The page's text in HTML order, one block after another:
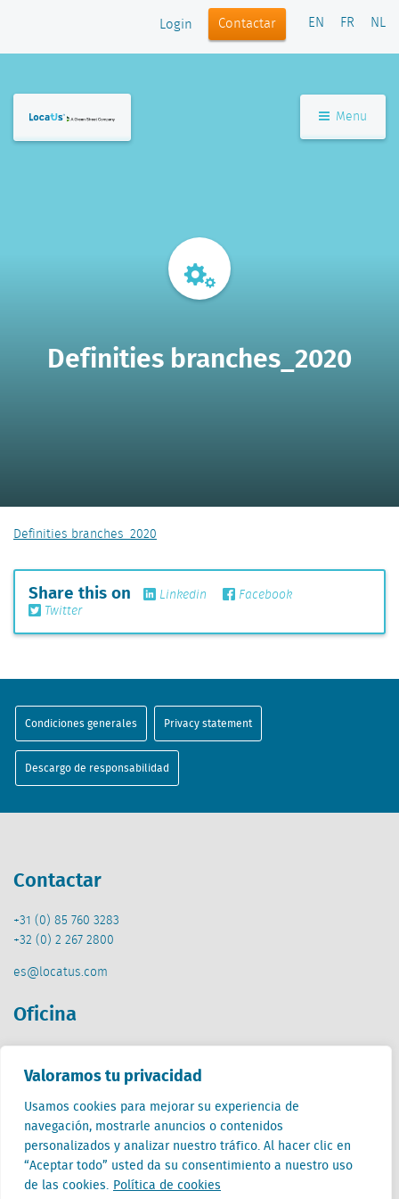
Valoramos tu privacidad
Usamos cookies para mejorar su experiencia de
navegación, mostrarle anuncios o contenidos
personalizados y analizar nuestro tráfico. Al hacer clic en
“Aceptar todo” usted da su consentimiento a nuestro uso
de las cookies. Política de cookies
Login Contactar EN FR NL
Menu
Definities branches_2020
Definities branches_2020
Share this on Linkedin
Facebook
Twitter
Condiciones generales Privacy statement
Descargo de responsabilidad
Contactar
+31 (0) 85 760 3283
+32 (0) 2 267 2800
es@locatus.com
Oficina
Creative Valley
3511 ED Utrecht